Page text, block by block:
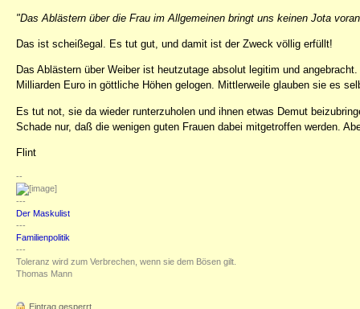
"Das Ablästern über die Frau im Allgemeinen bringt uns keinen Jota
Das ist scheißegal. Es tut gut, und damit ist der Zweck völlig erfüllt!
Das Ablästern über Weiber ist heutzutage absolut legitim und
Milliarden Euro in göttliche Höhen gelogen. Mittlerweile glauben sie es
Es tut not, sie da wieder runterzuholen und ihnen etwas Demut
Schade nur, daß die wenigen guten Frauen dabei mitgetroffen werden.
Flint
--
---
Der Maskulist
---
Familienpolitik
---
Toleranz wird zum Verbrechen, wenn sie dem Bösen gilt.
Thomas Mann
Eintrag gesperrt